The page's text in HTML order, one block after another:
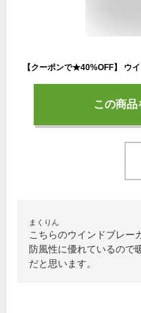
この商品
まくりん
こちらのウインドブレー
防風性に優れているので
だと思います。